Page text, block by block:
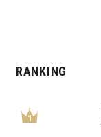
RANKING
1